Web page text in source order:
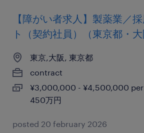
【障がい者求人】製薬業／
ト（契約社員）（東京都・大
東京,大阪, 東京都
contract
¥3,000,000 - ¥4,500,000 per
450万円
posted 20 february 2026